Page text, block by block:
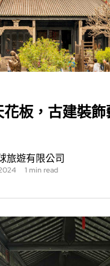
板，古建裝
旅遊有限公司
1 min read